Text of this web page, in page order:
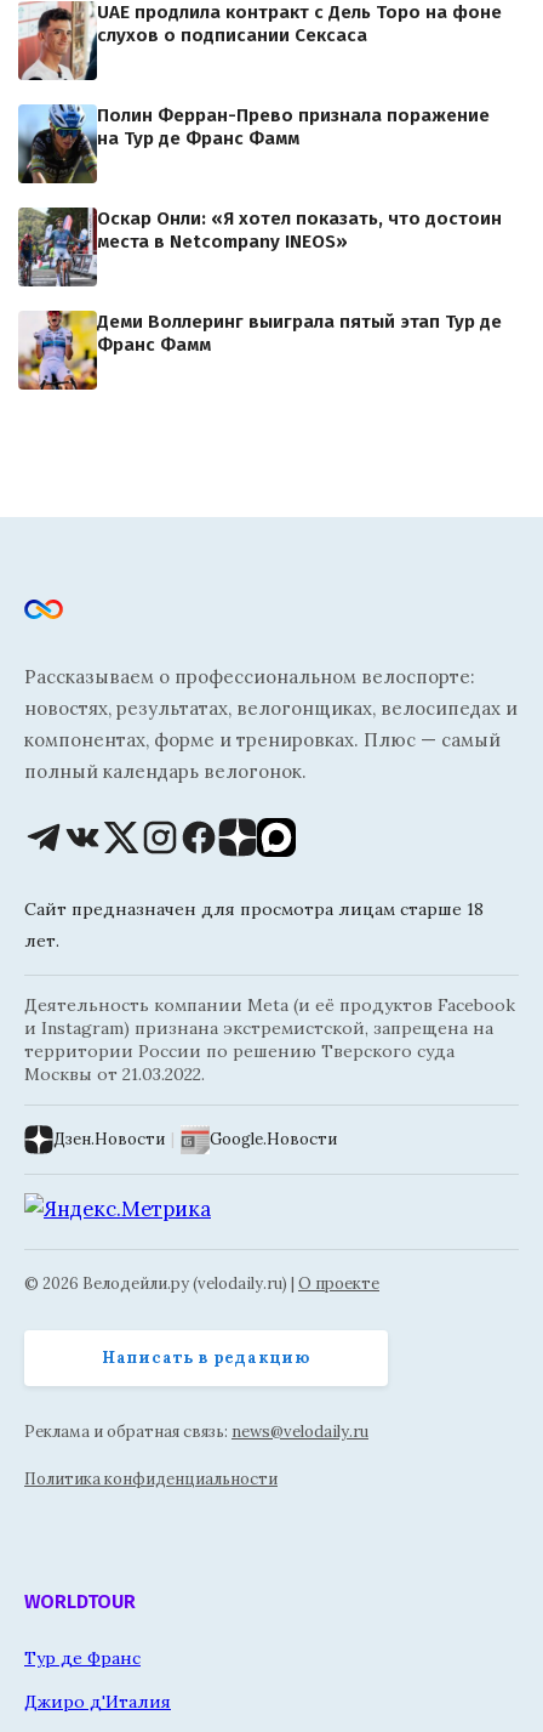
UAE продлила контракт с Дель Торо на фоне
слухов о подписании Сексаса
Полин Ферран-Прево признала поражение
на Тур де Франс Фамм
Оскар Онли: «Я хотел показать, что достоин
места в Netcompany INEOS»
Деми Воллеринг выиграла пятый этап Тур де
Франс Фамм
Рассказываем о профессиональном велоспорте:
новостях, результатах, велогонщиках, велосипедах и
компонентах, форме и тренировках. Плюс — самый
полный календарь велогонок.
Сайт предназначен для просмотра лицам старше 18
лет.
Деятельность компании Meta (и её продуктов Facebook
и Instagram) признана экстремистской, запрещена на
территории России по решению Тверского суда
Москвы от 21.03.2022.
Дзен.Новости Google.Новости
© 2026 Велодейли.ру (velodaily.ru) | О проекте
Написать в редакцию
Реклама и обратная связь: news@velodaily.ru
Политика конфиденциальности
WORLDTOUR
Тур де Франс
Джиро д'Италия